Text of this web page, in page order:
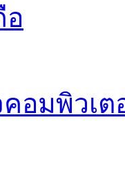
อ
อมพิวเต